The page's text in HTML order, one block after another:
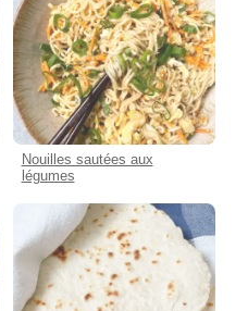
Nouilles sautées aux
légumes